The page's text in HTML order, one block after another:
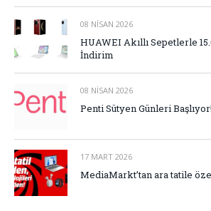
08 NISAN 2026
HUAWEI Akıllı Sepetlerle
İndirim
08 NISAN 2026
Penti Sütyen Günleri Başlıyor!
17 MART 2026
MediaMarkt’tan ara tatile